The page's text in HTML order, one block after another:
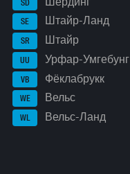
SD
SE Штайр-Ланд
SR Штайр
UU Урфар-Умгебунг
VB Фёклабрукк
WE Вельс
WL Вельс-Ланд